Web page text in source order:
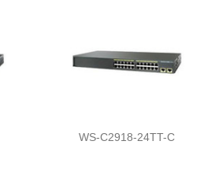
WS-C2918-24TT-C